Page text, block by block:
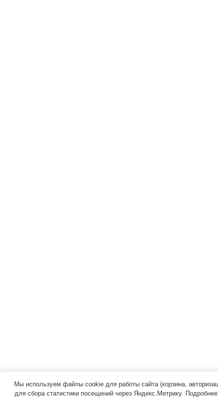
Мы используем файлы cookie для работы сайта (корзина,
для сбора статистики посещений через Яндекс.Метрику.